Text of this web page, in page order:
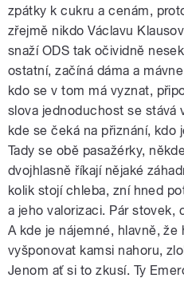
zpátky k cukru a cenám,
zřejmě nikdo Václavu
snaží ODS tak očividně
ostatní, začíná dáma a
kdo se v tom má vyznat,
slova jednoduchost se stává
kde se čeká na přiznání, kdo
Tady se obě pasažérky,
dvojhlasně říkají nějaké
kolik stojí chleba, zní hned
a jeho valorizaci. Pár stovek,
A kde je nájemné, hlavně,
vyšponovat kamsi nahoru,
Jenom ať si to zkusí. Ty